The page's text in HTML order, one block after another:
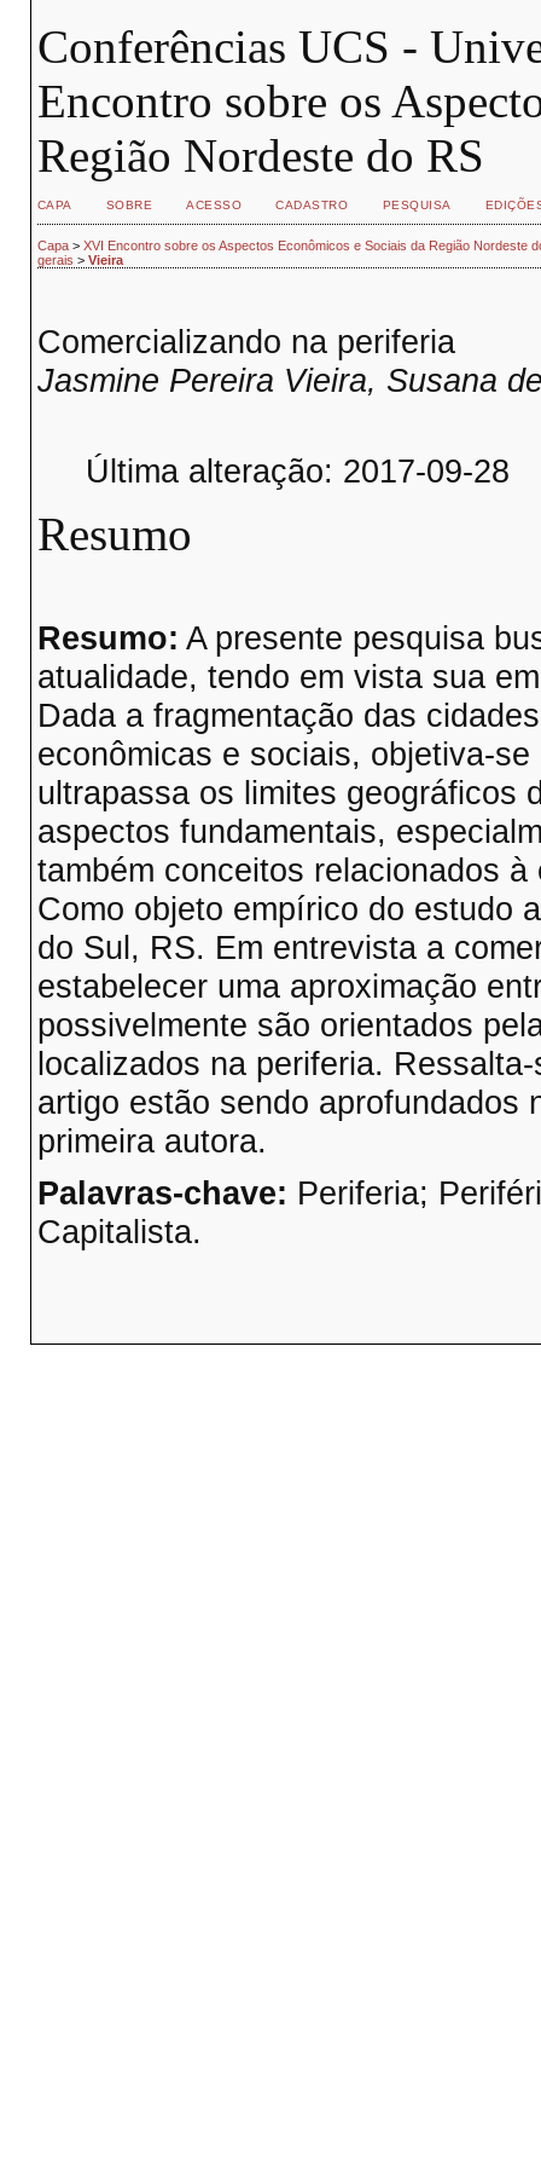
Conferências UCS -
Encontro sobre os
Região Nordeste do RS
CAPA SOBRE ACESSO CADASTRO PESQUISA
Capa> XVI Encontro sobre os Aspectos Econômicos e Sociais da Região Nordeste
gerais > Vieira
Comercializando na periferia
Jasmine Pereira Vieira, Susana
Última alteração: 2017-09-28
Resumo
Resumo: A presente pesquisa
atualidade, tendo em vista sua
Dada a fragmentação das
econômicas e sociais, objetiva-
ultrapassa os limites geográficos
aspectos fundamentais,
também conceitos relacionados
Como objeto empírico do estudo
do Sul, RS. Em entrevista a
estabelecer uma aproximação
possivelmente são orientados
localizados na periferia.
artigo estão sendo aprofundados
primeira autora.
Palavras-chave: Periferia;
Capitalista.